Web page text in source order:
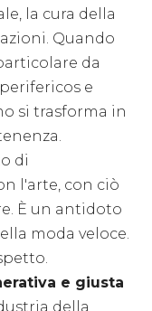
la cura della
Quando
da
e
si trasforma in
di
l'arte, con ciò
È un antidoto
moda veloce.
e giusta
della